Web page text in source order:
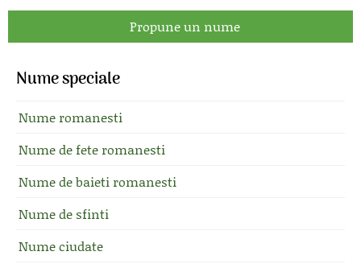
Propune un nume
Nume speciale
Nume romanesti
Nume de fete romanesti
Nume de baieti romanesti
Nume de sfinti
Nume ciudate